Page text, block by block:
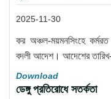
2025-11-30
কর অঞ্চল-ময়মনসিংহে
বদলী আদেশ। আদেশের
Download
ডেঙ্গু প্রতিরোধে সতর্কতা